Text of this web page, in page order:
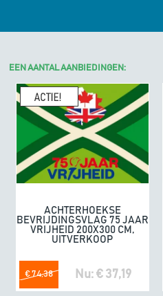
Marinus geeft Algemene
21/07/2026 | Goede
EEN AANTAL AANBIEDINGEN:
In winkelwagen
ACHTERHOEKSE
BEVRIJDINGSVLAG 75 JAAR
VRIJHEID 200X300 CM,
UITVERKOOP
€ 74,38 Nu: € 37,19